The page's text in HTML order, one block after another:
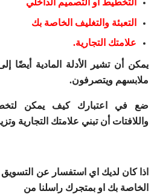
التخطيط أو التصميم الداخلي
التعبئة والتغليف الخاصة بك
علامتك التجارية.
يمكن أن تشير الأدلة المادية أيضًا
ملابسهم ويتصرفون.
ضع في اعتبارك كيف يمكن
واللافتات أن تبني علامتك التجارية
اذا كان لديك اي استفسار عن التسويق
الخاصة بك او بمتجرك راسلنا من